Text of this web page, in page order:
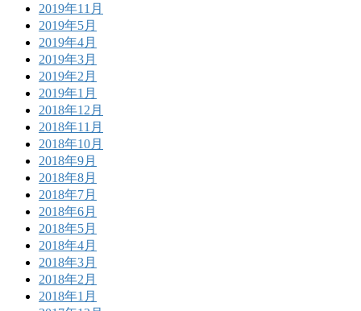
2019年11月
2019年5月
2019年4月
2019年3月
2019年2月
2019年1月
2018年12月
2018年11月
2018年10月
2018年9月
2018年8月
2018年7月
2018年6月
2018年5月
2018年4月
2018年3月
2018年2月
2018年1月